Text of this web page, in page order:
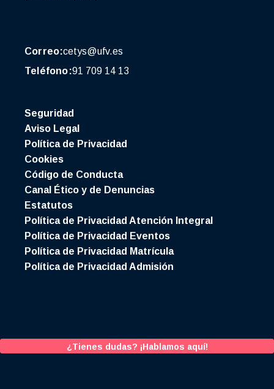
Correo:cetys@ufv.es
Teléfono:91 709 14 13
Seguridad
Aviso Legal
Política de Privacidad
Cookies
Código de Conducta
Canal Ético y de Denuncias
Estatutos
Política de Privacidad Atención Integral
Política de Privacidad Eventos
Política de Privacidad Matrícula
Política de Privacidad Admisión
¿Tienes dudas? ¡Hablamos aquí!